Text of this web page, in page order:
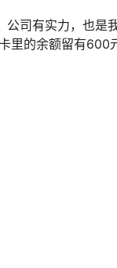
公司有实力，也是
里的余额留有600